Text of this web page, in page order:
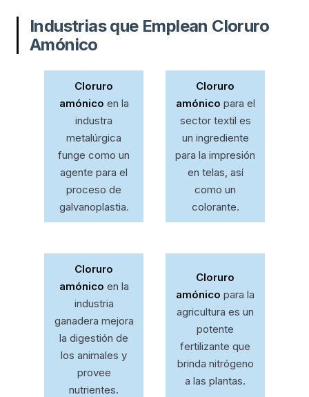
Industrias que Emplean Cloruro
Amónico
Cloruro
amónico en la
industra
metalúrgica
funge como un
agente para el
proceso de
galvanoplastia.
Cloruro
amónico para el
sector textil es
un ingrediente
para la impresión
en telas, así
como un
colorante.
Cloruro
amónico en la
industria
ganadera mejora
la digestión de
los animales y
provee
nutrientes.
Cloruro
amónico para la
agricultura es un
potente
fertilizante que
brinda nitrógeno
a las plantas.